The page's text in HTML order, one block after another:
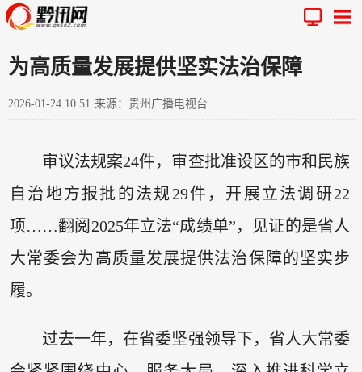
为高质量发展提供坚实法治保障
2026-01-24 10:51 来源：贵州广播电视台
审议法规案24件，审查批准设区的市和民族
自治地方报批的法规29件，开展立法调研22
项……翻阅2025年立法“成绩单”，见证的是省人
大常委会为高质量发展提供法治保障的坚实步
履。
过去一年，在省委坚强领导下，省人大常委